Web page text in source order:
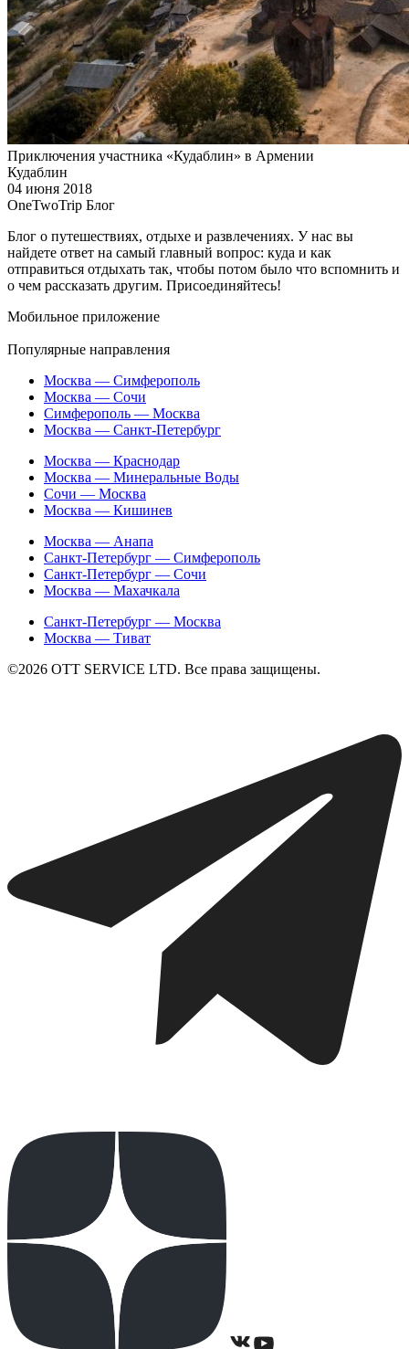
Приключения участника «Кудаблин» в Армении
Кудаблин
04 июня 2018
OneTwoTrip Блог
Блог о путешествиях, отдыхе и развлечениях. У нас вы
найдете ответ на самый главный вопрос: куда и как
отправиться отдыхать так, чтобы потом было что вспомнить и
о чем рассказать другим. Присоединяйтесь!
Мобильное приложение
Популярные направления
Москва — Симферополь
Москва — Сочи
Симферополь — Москва
Москва — Санкт-Петербург
Москва — Краснодар
Москва — Минеральные Воды
Сочи — Москва
Москва — Кишинев
Москва — Анапа
Санкт-Петербург — Симферополь
Санкт-Петербург — Сочи
Москва — Махачкала
Санкт-Петербург — Москва
Москва — Тиват
©2026 ОТТ SERVICE LTD. Все права защищены.